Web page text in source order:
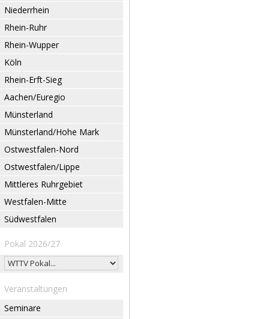
Niederrhein
Rhein-Ruhr
Rhein-Wupper
Köln
Rhein-Erft-Sieg
Aachen/Euregio
Münsterland
Münsterland/Hohe Mark
Ostwestfalen-Nord
Ostwestfalen/Lippe
Mittleres Ruhrgebiet
Westfalen-Mitte
Südwestfalen
Pokal 2026/27
Veranstaltungen
Seminare